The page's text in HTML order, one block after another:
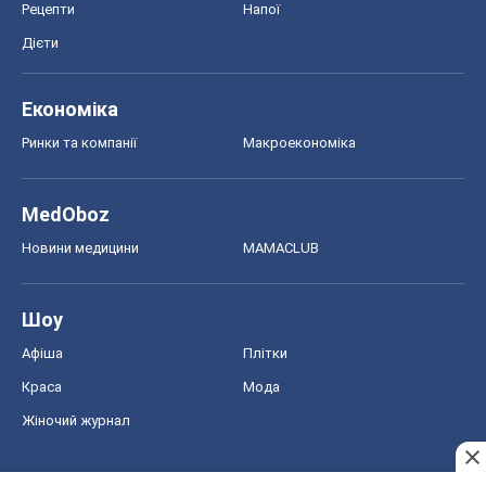
Рецепти Напої
Дієти
Економіка
Ринки та компанії Макроекономіка
MedOboz
Новини медицини MAMACLUB
Шоу
Афіша Плітки
Краса Мода
Жіночий журнал